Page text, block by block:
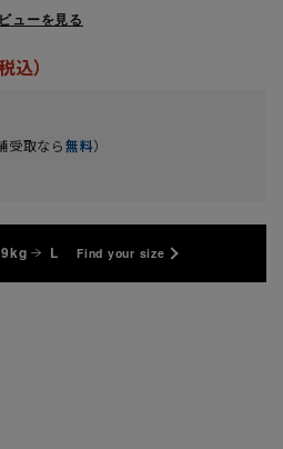
ューを見る
受取なら無料）
L Find your size